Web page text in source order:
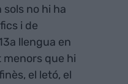
no hi ha
i de
llengua en
que hi
el letó, el